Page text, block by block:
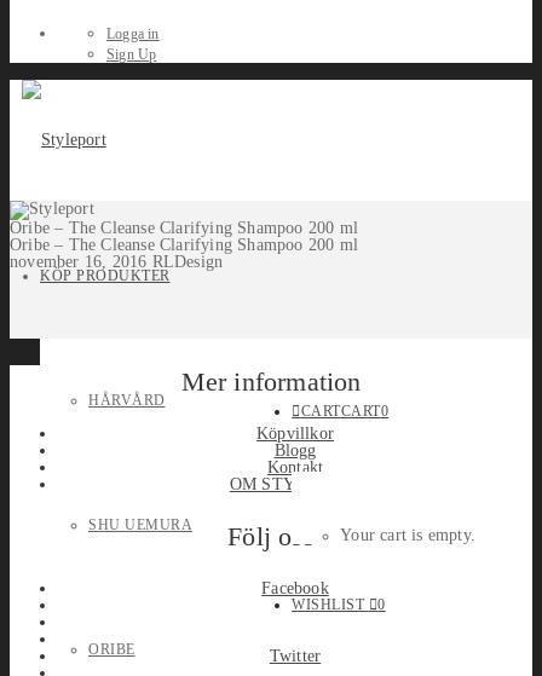
Logga in
Sign Up
KÖP PRODUKTER
HÅRVÅRD
SHU UEMURA
ORIBE
CARTCART0
Your cart is empty.
WISHLIST 0
Oribe – The Cleanse Clarifying Shampoo 200 ml
Oribe – The Cleanse Clarifying Shampoo 200 ml
november 16, 2016 RLDesign
Mer information
Köpvillkor
Blogg
Kontakt
OM STYLEPORT
Följ oss
Facebook
Twitter